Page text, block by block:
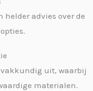
helder advies over de
vakkundig uit, waarbij
materialen.